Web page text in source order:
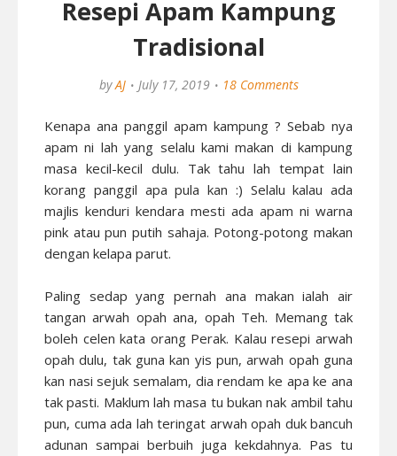
Resepi Apam Kampung
Tradisional
by AJ July 17, 2019 18 Comments
Kenapa ana panggil apam kampung ? Sebab nya
apam ni lah yang selalu kami makan di kampung
masa kecil-kecil dulu. Tak tahu lah tempat lain
korang panggil apa pula kan :) Selalu kalau ada
majlis kenduri kendara mesti ada apam ni warna
pink atau pun putih sahaja. Potong-potong makan
dengan kelapa parut.
Paling sedap yang pernah ana makan ialah air
tangan arwah opah ana, opah Teh. Memang tak
boleh celen kata orang Perak. Kalau resepi arwah
opah dulu, tak guna kan yis pun, arwah opah guna
kan nasi sejuk semalam, dia rendam ke apa ke ana
tak pasti. Maklum lah masa tu bukan nak ambil tahu
pun, cuma ada lah teringat arwah opah duk bancuh
adunan sampai berbuih juga kekdahnya. Pas tu